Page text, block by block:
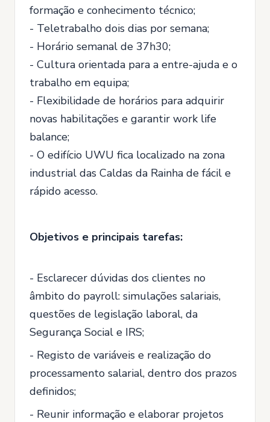
formação e conhecimento técnico;
- Teletrabalho dois dias por semana;
- Horário semanal de 37h30;
- Cultura orientada para a entre-ajuda e o
trabalho em equipa;
- Flexibilidade de horários para adquirir
novas habilitações e garantir work life
balance;
- O edifício UWU fica localizado na zona
industrial das Caldas da Rainha de fácil e
rápido acesso.
Objetivos e principais tarefas:
- Esclarecer dúvidas dos clientes no
âmbito do payroll: simulações salariais,
questões de legislação laboral, da
Segurança Social e IRS;
- Registo de variáveis e realização do
processamento salarial, dentro dos prazos
definidos;
- Reunir informação e elaborar projetos